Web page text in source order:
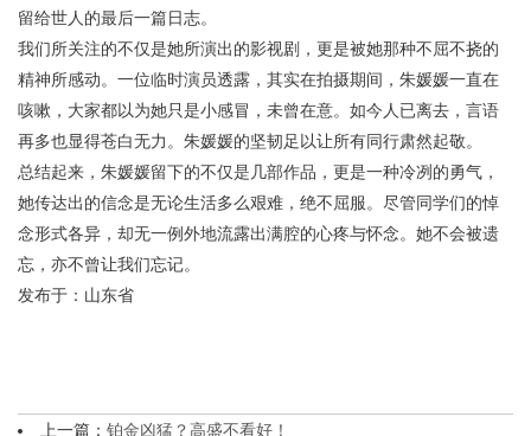
留给世人的最后一篇日志。
我们所关注的不仅是她所演出的影视剧，更是被她那种不屈不挠的
精神所感动。一位临时演员透露，其实在拍摄期间，朱媛媛一直在
咳嗽，大家都以为她只是小感冒，未曾在意。如今人已离去，言语
再多也显得苍白无力。朱媛媛的坚韧足以让所有同行肃然起敬。
总结起来，朱媛媛留下的不仅是几部作品，更是一种冷冽的勇气，
她传达出的信念是无论生活多么艰难，绝不屈服。尽管同学们的悼
念形式各异，却无一例外地流露出满腔的心疼与怀念。她不会被遗
忘，亦不曾让我们忘记。
发布于：山东省
上一篇： 铂金凶猛？高盛不看好！